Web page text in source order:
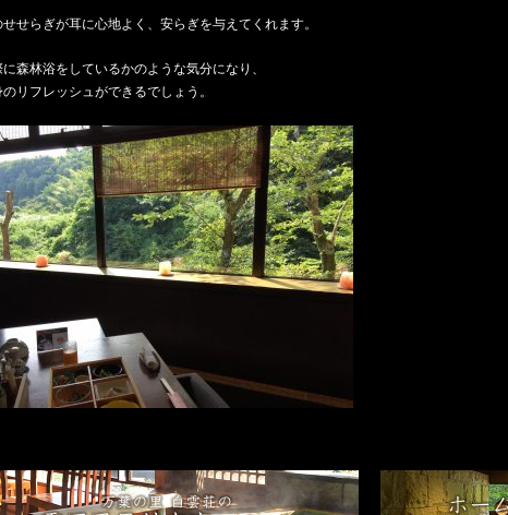
せせらぎが耳に心地よく、安らぎを与えてくれます。
森林浴をしているかのような気分になり、
リフレッシュができるでしょう。